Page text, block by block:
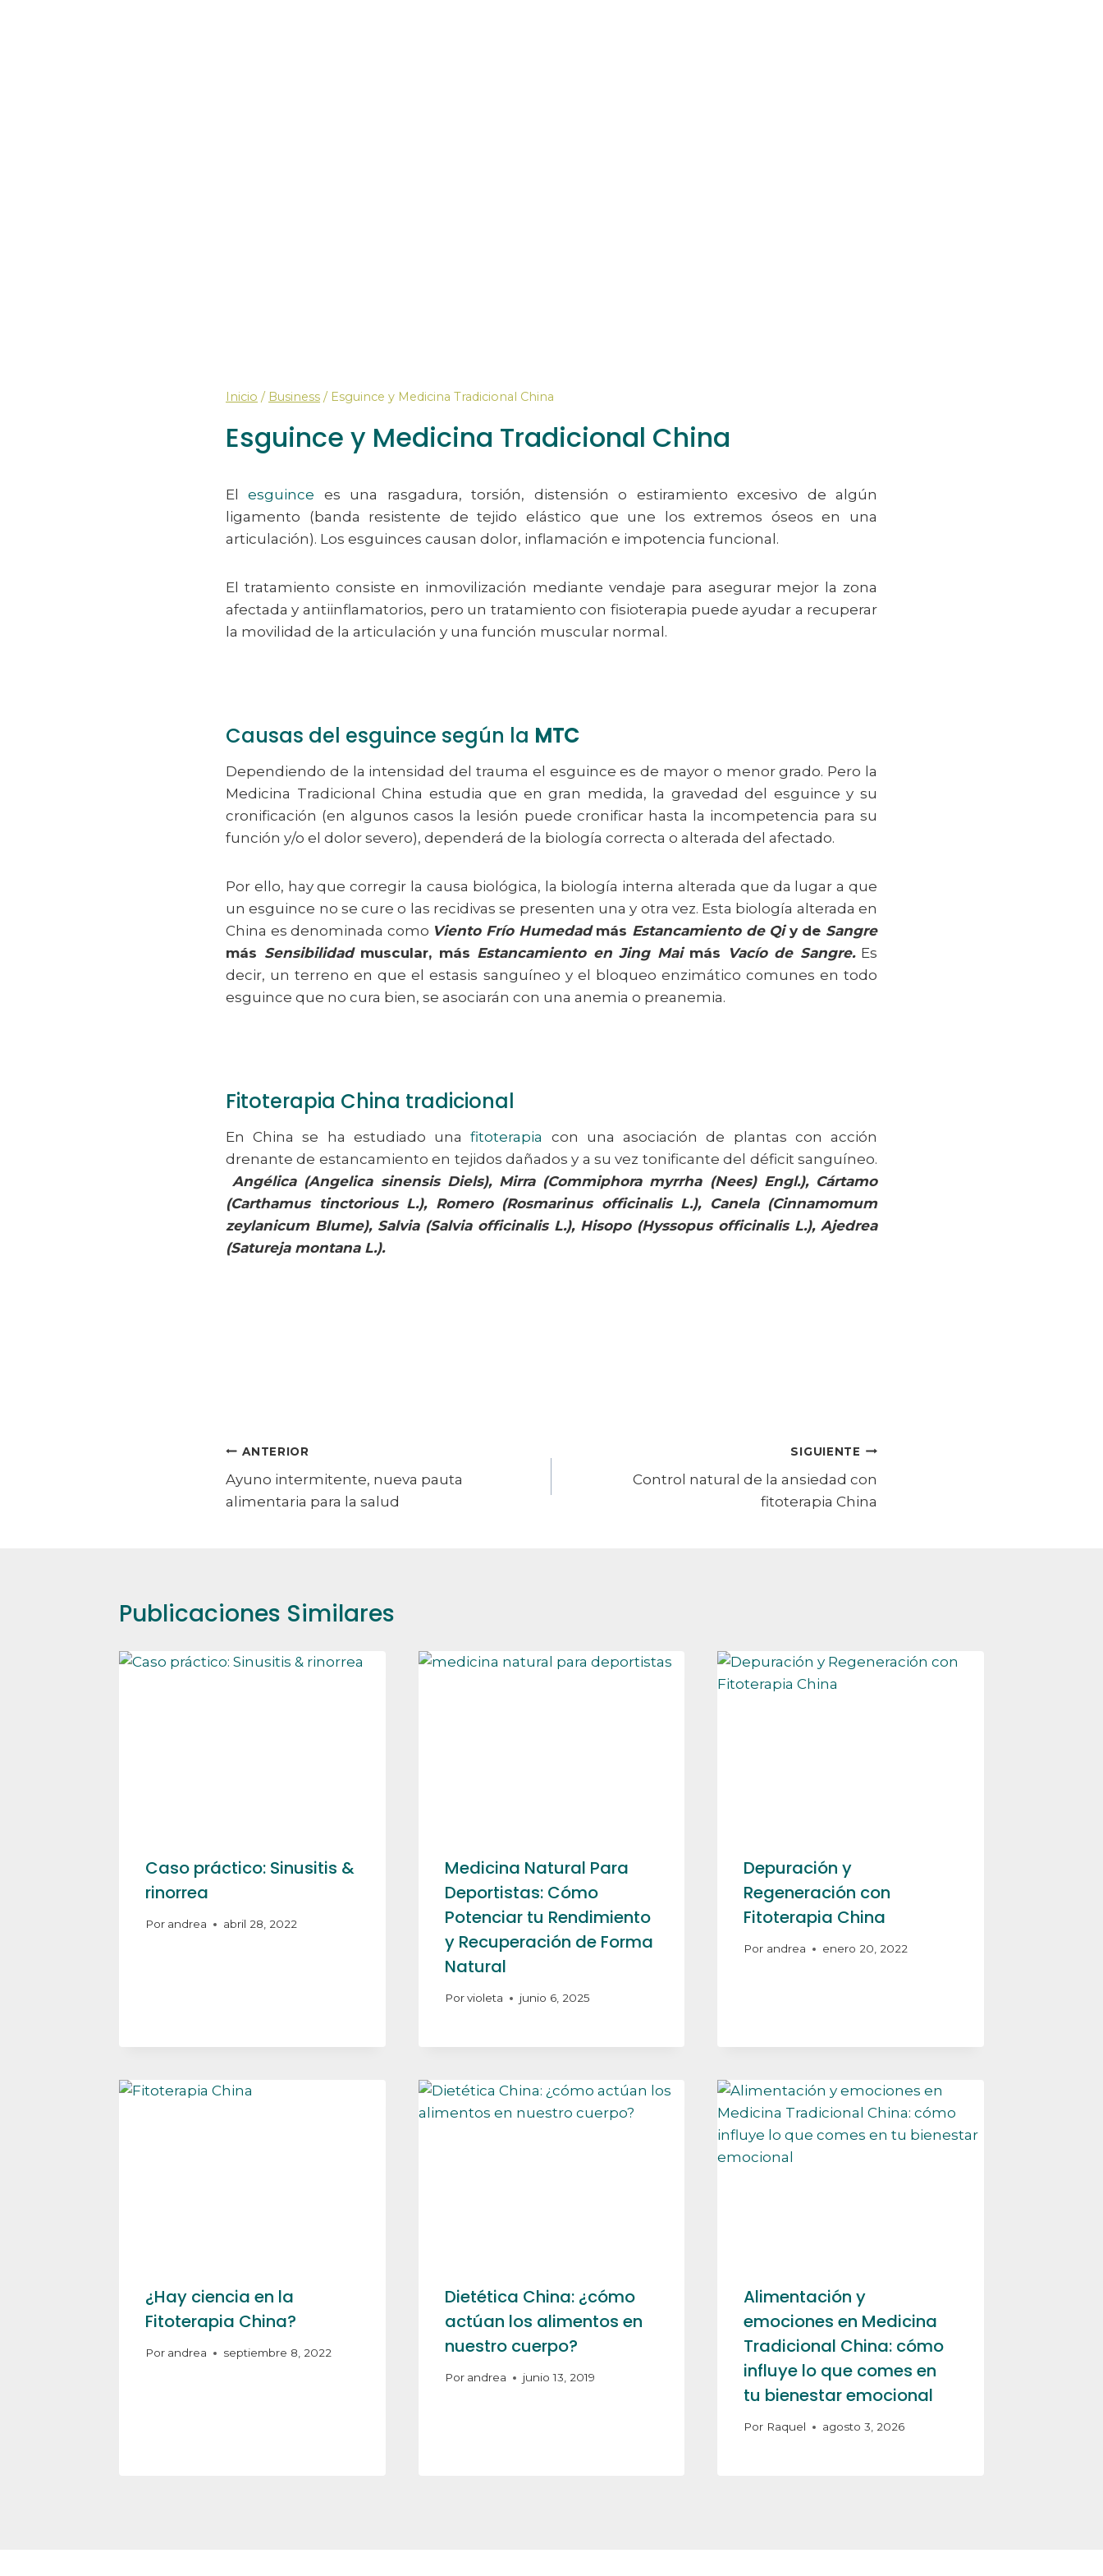
Inicio / Business / Esguince y Medicina Tradicional China
Esguince y Medicina Tradicional China
Elesguince es una rasgadura, torsión, distensión o estiramiento excesivo de algún
ligamento (banda resistente de tejido elástico que une los extremos óseos en una
articulación). Los esguinces causan dolor, inflamación e impotencia funcional.
El tratamiento consiste en inmovilización mediante vendaje para asegurar mejor la zona
afectada y antiinflamatorios, pero un tratamiento con fisioterapia puede ayudar a recuperar
la movilidad de la articulación y una función muscular normal.
Causas del esguince según la MTC
Dependiendo de la intensidad del trauma el esguince es de mayor o menor grado. Pero la
Medicina Tradicional China estudia que en gran medida, la gravedad del esguince y su
cronificación (en algunos casos la lesión puede cronificar hasta la incompetencia para su
función y/o el dolor severo), dependerá de la biología correcta o alterada del afectado.
Por ello, hay que corregir la causa biológica, la biología interna alterada que da lugar a que
un esguince no se cure o las recidivas se presenten una y otra vez. Esta biología alterada en
China es denominada como Viento Frío Humedadmás Estancamiento de Qiy de Sangre
más Sensibilidadmuscular, más Estancamiento en Jing Maimás Vacío de Sangre.Es
decir, un terreno en que el estasis sanguíneo y el bloqueo enzimático comunes en todo
esguince que no cura bien, se asociarán con una anemia o preanemia.
Fitoterapia China tradicional
En China se ha estudiado unafitoterapia
con una asociación de plantas con acción
drenante de estancamiento en tejidos dañados y a su vez tonificante del déficit sanguíneo.
Angélica (Angelica sinensis Diels), Mirra (Commiphora myrrha (Nees) Engl.), Cártamo
(Carthamus tinctorious L.), Romero (Rosmarinus officinalis L.), Canela (Cinnamomum
zeylanicum Blume), Salvia (Salvia officinalis L.), Hisopo (Hyssopus officinalis L.), Ajedrea
(Satureja montana L.).
Navegación
de
ANTERIOR
Ayuno intermitente, nueva pauta
alimentaria para la salud
SIGUIENTE
Control natural de la ansiedad con
fitoterapia China
Publicaciones Similares
Caso práctico: Sinusitis &
rinorrea
Por andrea abril 28, 2022
Medicina Natural Para
Deportistas: Cómo
Potenciar tu Rendimiento
y Recuperación de Forma
Natural
Por violeta junio 6, 2025
Depuración y
Regeneración con
Fitoterapia China
Por andrea enero 20, 2022
¿Hay ciencia en la
Fitoterapia China?
Por andrea septiembre 8, 2022
Dietética China: ¿cómo
actúan los alimentos en
nuestro cuerpo?
Por andrea junio 13, 2019
Alimentación y
emociones en Medicina
Tradicional China: cómo
influye lo que comes en
tu bienestar emocional
Por Raquel agosto 3, 2026